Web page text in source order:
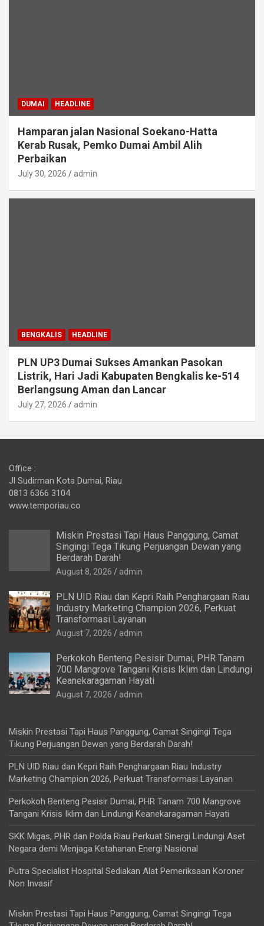
DUMAI HEADLINE
Hamparan jalan Nasional Soekano-Hatta
Kerab Rusak, Pemko Dumai Ambil Alih
Perbaikan
July 30, 2026 admin
BENGKALIS HEADLINE
PLN UP3 Dumai Sukses Amankan Pasokan
Listrik, Hari Jadi Kabupaten Bengkalis ke-514
Berlangsung Aman dan Lancar
July 27, 2026 admin
Office :
Jl Sudirman Kota Dumai, Riau
0813 6366 3104
www.temporiau.co
Miskin Prestasi Tapi Haus Panggung, Camat
Singingi Tega Tikung Perjuangan Dewan yang
Berdarah Darah!
August 8, 2026 admin
PLN UID Riau dan Kepri Raih Penghargaan Riau
Industry Marketing Champion 2026, Perkuat
Transformasi Layanan
August 7, 2026 admin
Perkokoh Benteng Pesisir Dumai, PHR Tanam
700 Mangrove Tangani Krisis Iklim dan Lindungi
Keanekaragaman Hayati
August 7, 2026 admin
Miskin Prestasi Tapi Haus Panggung, Camat Singingi Tega
Tikung Perjuangan Dewan yang Berdarah Darah!
PLN UID Riau dan Kepri Raih Penghargaan Riau Industry
Marketing Champion 2026, Perkuat Transformasi Layanan
Perkokoh Benteng Pesisir Dumai, PHR Tanam 700 Mangrove
Tangani Krisis Iklim dan Lindungi Keanekaragaman Hayati
SKK Migas, PHR dan Polda Riau Perkuat Sinergi Lindungi Aset
Negara demi Menjaga Ketahanan Energi Nasional
Putra Specialist Hospital Sediakan Alat Pemeriksaan Koroner
Non Invasif
Miskin Prestasi Tapi Haus Panggung, Camat Singingi Tega